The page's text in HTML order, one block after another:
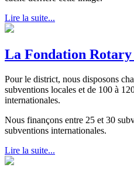
Lire la suite...
La Fondation
Pour le district, nous disposons
subventions locales et de 100 à
internationales.
Nous finançons entre 25 et 30
subventions internationales.
Lire la suite...